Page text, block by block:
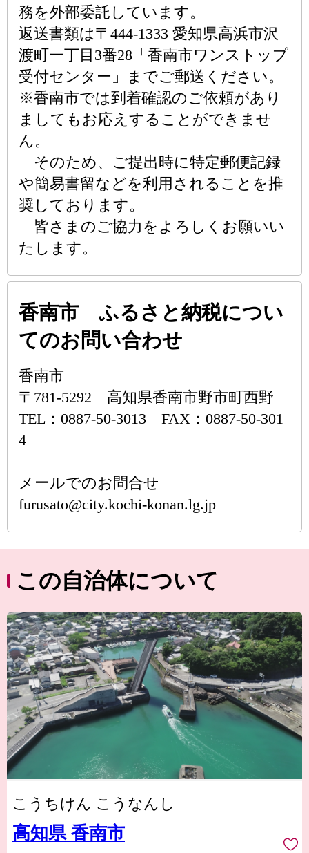
務を外部委託しています。
返送書類は〒444-1333 愛知県高浜市沢
渡町一丁目3番28「香南市ワンストップ
受付センター」までご郵送ください。
※香南市では到着確認のご依頼があり
ましてもお応えすることができませ
ん。
そのため、ご提出時に特定郵便記録
や簡易書留などを利用されることを推
奨しております。
皆さまのご協力をよろしくお願いい
たします。
香南市 ふるさと納税につい
てのお問い合わせ
香南市
〒781-5292 高知県香南市野市町西野
TEL：0887-50-3013 FAX：0887-50-301
4
メールでのお問合せ
furusato@city.kochi-konan.lg.jp
この自治体について
こうちけん こうなんし
高知県 香南市